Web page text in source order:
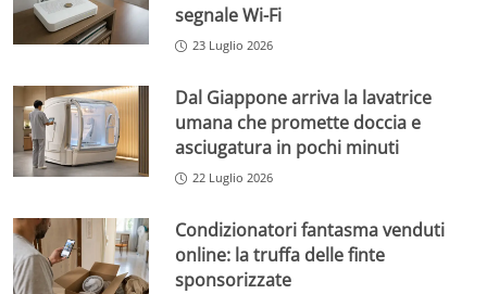
segnale Wi-Fi
23 Luglio 2026
Dal Giappone arriva la lavatrice
umana che promette doccia e
asciugatura in pochi minuti
22 Luglio 2026
Condizionatori fantasma venduti
online: la truffa delle finte
sponsorizzate